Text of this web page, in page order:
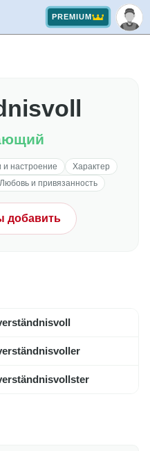
PREMIUM
настроение
Характер
Любовь и привязанность
добавить